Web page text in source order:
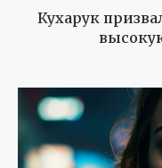
Кухарук